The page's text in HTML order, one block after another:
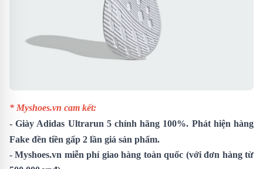
* Myshoes.vn cam kết:
-Giày Adidas Ultrarun 5chính hãng 100%. Phát hiện hàng
Fake đền tiền gấp 2 lần giá sản phẩm.
- Myshoes.vn miễn phí giao hàng toàn quốc (với đơn hàng từ